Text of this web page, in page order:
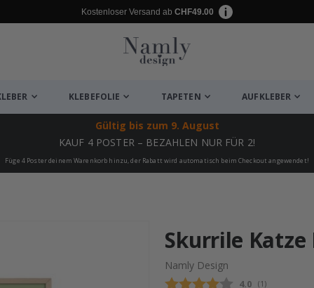
Kostenloser Versand ab CHF49.00
KLEBEFOLIE TAPETEN AUFKLEBER
Gültig bis zum 9. August
KAUF 4 POSTER – BEZAHLEN NUR FÜR 2!
Füge 4 Poster deinem Warenkorb hinzu, der Rabatt wird automatisch beim Checkout angewendet!
Skurrile Katze
Namly Design
4.0 (abgegebene
1 )